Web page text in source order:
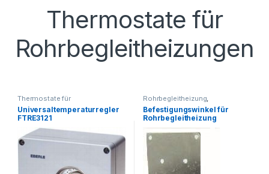
Thermostate für
Rohrbegleitheizungen
Thermostate für
Rohrbegleitheizungen
Universaltemperaturregler
FTRE3121
Rohrbegleitheizung,
Thermostate für
Rohrbegleitheizungen
Befestigungswinkel für
Rohrbegleitheizung